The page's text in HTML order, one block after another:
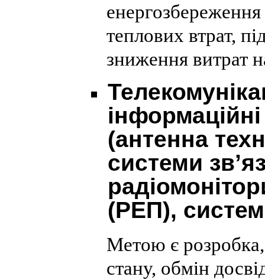
теплових втрат,
зниження витрат
інформаційні
(антенна
системи
(РЕП),
Метою є розробка,
стану, обмін